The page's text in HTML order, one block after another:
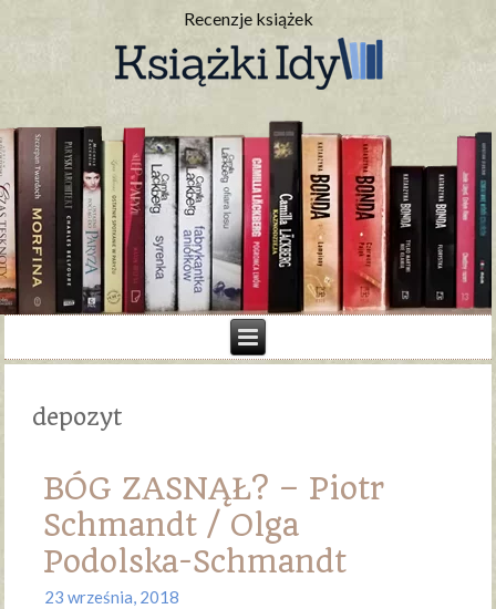
Recenzje książek
depozyt
BÓG ZASNĄŁ? – Piotr
Schmandt / Olga
Podolska-Schmandt
23 września, 2018